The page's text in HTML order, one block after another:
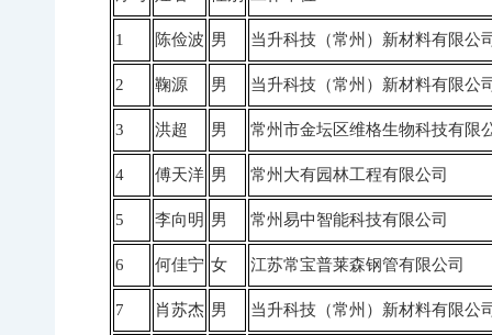
1 陈俭波 男 当升科技（常州）新材料有限公
2 鞠源 男 当升科技（常州）新材料有限公
3 洪超 男 常州市金坛区维格生物科技有限
4 傅天洋 男 常州大有园林工程有限公司
5 李向明 男 常州易中智能科技有限公司
6 何佳宁 女 江苏常宝普莱森钢管有限公司
7 肖苏杰 男 当升科技（常州）新材料有限公